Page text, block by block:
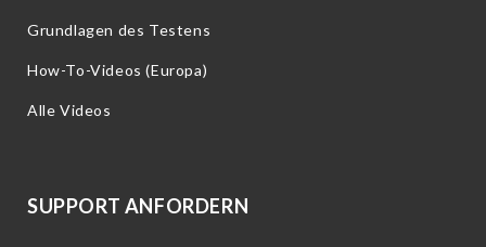
Grundlagen des Testens
How-To-Videos (Europa)
Alle Videos
SUPPORT ANFORDERN